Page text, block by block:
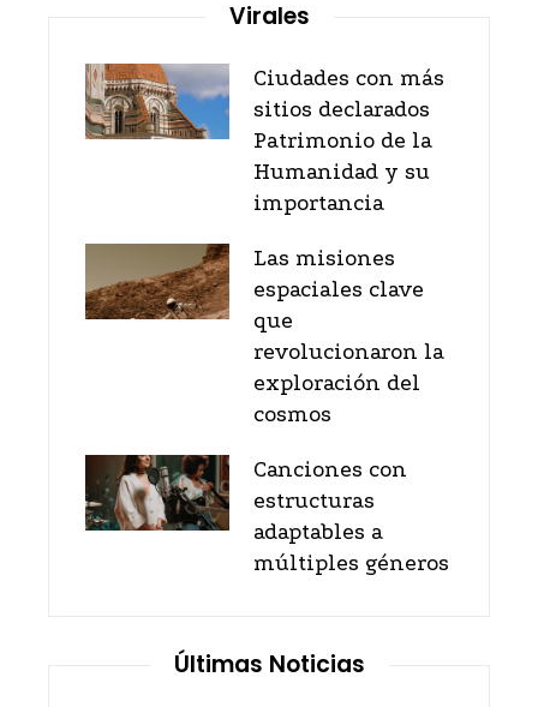
Virales
Ciudades con más
sitios declarados
Patrimonio de la
Humanidad y su
importancia
Las misiones
espaciales clave
que
revolucionaron la
exploración del
cosmos
Canciones con
estructuras
adaptables a
múltiples géneros
Últimas Noticias